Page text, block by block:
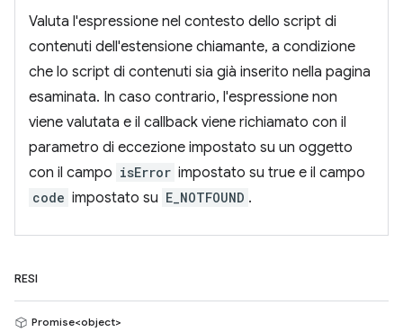
Valuta l'espressione nel contesto dello script di
contenuti dell'estensione chiamante, a condizione
che lo script di contenuti sia già inserito nella pagina
esaminata. In caso contrario, l'espressione non
viene valutata e il callback viene richiamato con il
parametro di eccezione impostato su un oggetto
con il campo isError impostato su true e il campo
code impostato su E_NOTFOUND .
RESI
Promise<object>